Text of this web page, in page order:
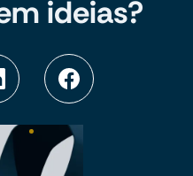
ideias?